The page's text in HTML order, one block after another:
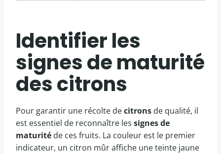
Identifier les
signes de maturité
des citrons
Pour garantir une récolte decitrons de qualité, il
est essentiel de reconnaître les signes de
maturité de ces fruits. La couleur est le premier
indicateur, un citron mûr affiche une teinte jaune